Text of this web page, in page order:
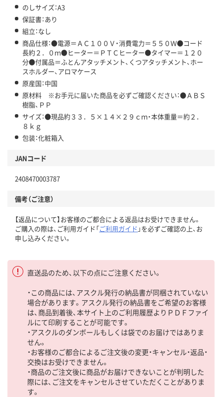
のしサイズ：A3
保証書：あり
組立：なし
商品仕様：●電源＝ＡＣ１００Ｖ・消費電力＝５５０Ｗ●コード
長約２．０ｍ●ヒーター＝ＰＴＣヒーター●タイマー＝１２０
分●付属品＝ふとんアタッチメント、くつアタッチメント、ホー
スホルダー、アロマケース
原産国：中国
原材料 ※お手元に届いた商品を必ずご確認ください：●ＡＢＳ
樹脂、ＰＰ
サイズ：●現品約３３．５×１４×２９ｃｍ・本体重量＝約２．
８ｋｇ
包装：化粧箱入
JANコード
2408470003787
備考（ご注意）
【返品について】お客様のご都合による返品はお受けできません。
ご購入の際は、ご利用ガイド「ご利用ガイド 」を必ずご確認の上、お
申し込みください。
直送品のため、以下の点にご注意ください。
・この商品には、アスクル発行の納品書が同梱されていない
場合があります。アスクル発行の納品書をご希望のお客様
は、商品到着後、本サイト上のご利用履歴よりＰＤＦファイ
ルにて印刷することが可能です。
・アスクルのダンボールもしくは袋でのお届けではありま
せん。
・お客様のご都合によるご注文後の変更・キャンセル・返品・
交換はお受けできません。
・商品のご注文後に商品がお届けできないことが判明した
際には、ご注文をキャンセルさせていただくことがありま
す。